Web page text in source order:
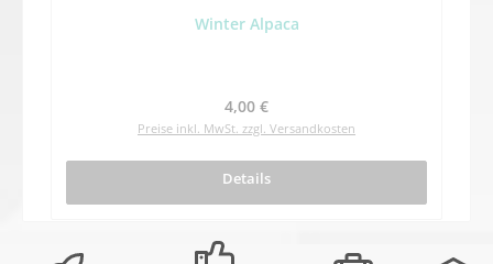
Winter Alpaca
Regulärer Preis:
4,00 €
Preise inkl. MwSt. zzgl. Versandkosten
Details